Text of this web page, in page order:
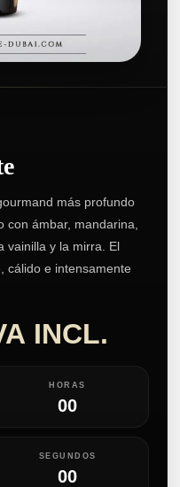
más profundo
con ámbar, mandarina,
vainilla y la mirra. El
cálido e intensamente
INCL.
HORAS
00
SEGUNDOS
00